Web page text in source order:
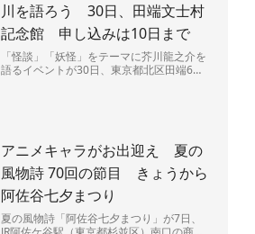
川を語ろう 30日、田端文士村
記念館 申し込みは10日まで
「怪談」「妖怪」をテーマに芥川龍之介を
語るイベントが30日、東京都北区田端6の
アニメキャラがお出迎え 夏の
風物詩 70回の節目 きょうから
阿佐谷七夕まつり
夏の風物詩「阿佐谷七夕まつり」が7日、